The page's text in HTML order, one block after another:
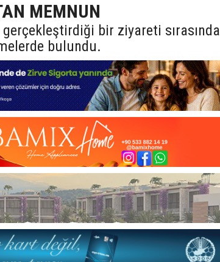
MEMNUN
bir ziyareti sırasında
bulundu.